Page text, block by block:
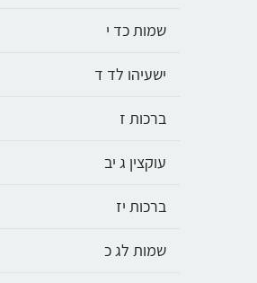
שמות כד י
ישעיהו לד ד
ברכות ז
עוקצין ג יב
ברכות יז
שמות לג כ